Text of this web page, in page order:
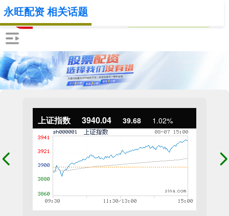
上证指数 3940.04 39.68 1.02%
永旺配资 相关话题